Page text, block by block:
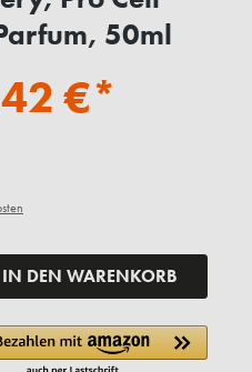
50ml
€*
IN DEN WARENKORB